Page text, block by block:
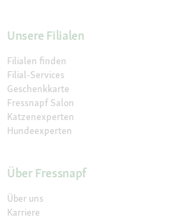
Unsere Filialen
Filialen finden
Filial-Services
Geschenkkarte
Fressnapf Salon
Katzenexperten
Hundeexperten
Über Fressnapf
Über uns
Karriere